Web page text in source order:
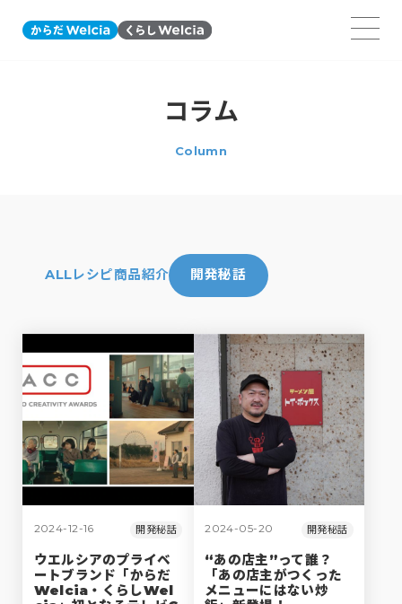
コラム
Column
ALLレシピ商品紹介 開発秘話
2024-12-16 開発秘話
ウエルシアのプライベ
ートブランド「からだ
Welcia・くらしWel
2024-05-20 開発秘話
“あの店主”って誰？
「あの店主がつくった
メニューにはない炒